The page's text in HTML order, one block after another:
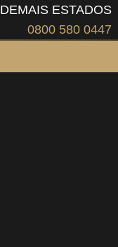
DEMAIS ESTADOS
0800 580 0447